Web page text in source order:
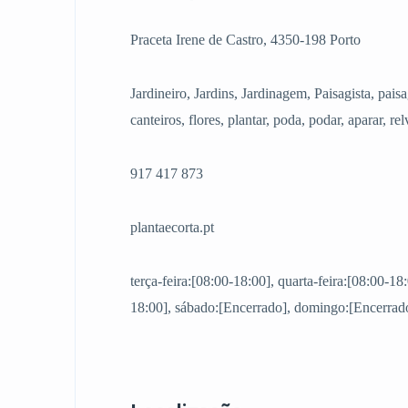
Praceta Irene de Castro, 4350-198 Porto
Jardineiro, Jardins, Jardinagem, Paisagista,
canteiros, flores, plantar, poda, podar, aparar,
917 417 873
plantaecorta.pt
terça-feira:[08:00-18:00], quarta-feira:[08:00-
18:00], sábado:[Encerrado],